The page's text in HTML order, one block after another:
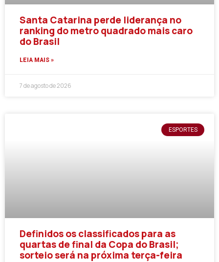
Santa Catarina perde liderança no
ranking do metro quadrado mais caro
do Brasil
LEIA MAIS »
7 de agosto de 2026
ESPORTES
Definidos os classificados para as
quartas de final da Copa do Brasil;
sorteio será na próxima terça-feira